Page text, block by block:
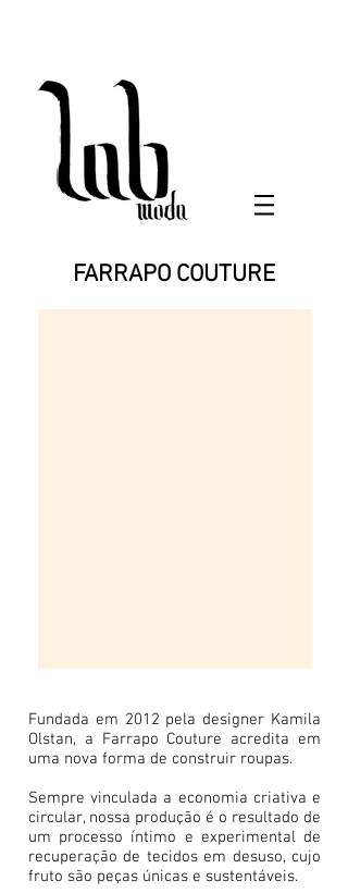
FARRAPO COUTURE
Fundada em 2012 pela designer Kamila
Olstan, a Farrapo Couture acredita em
uma nova forma de construir roupas.
Sempre vinculada a economia criativa e
circular, nossa produção é o resultado de
um processo íntimo e experimental de
recuperação de tecidos em desuso, cujo
fruto são peças únicas e sustentáveis.